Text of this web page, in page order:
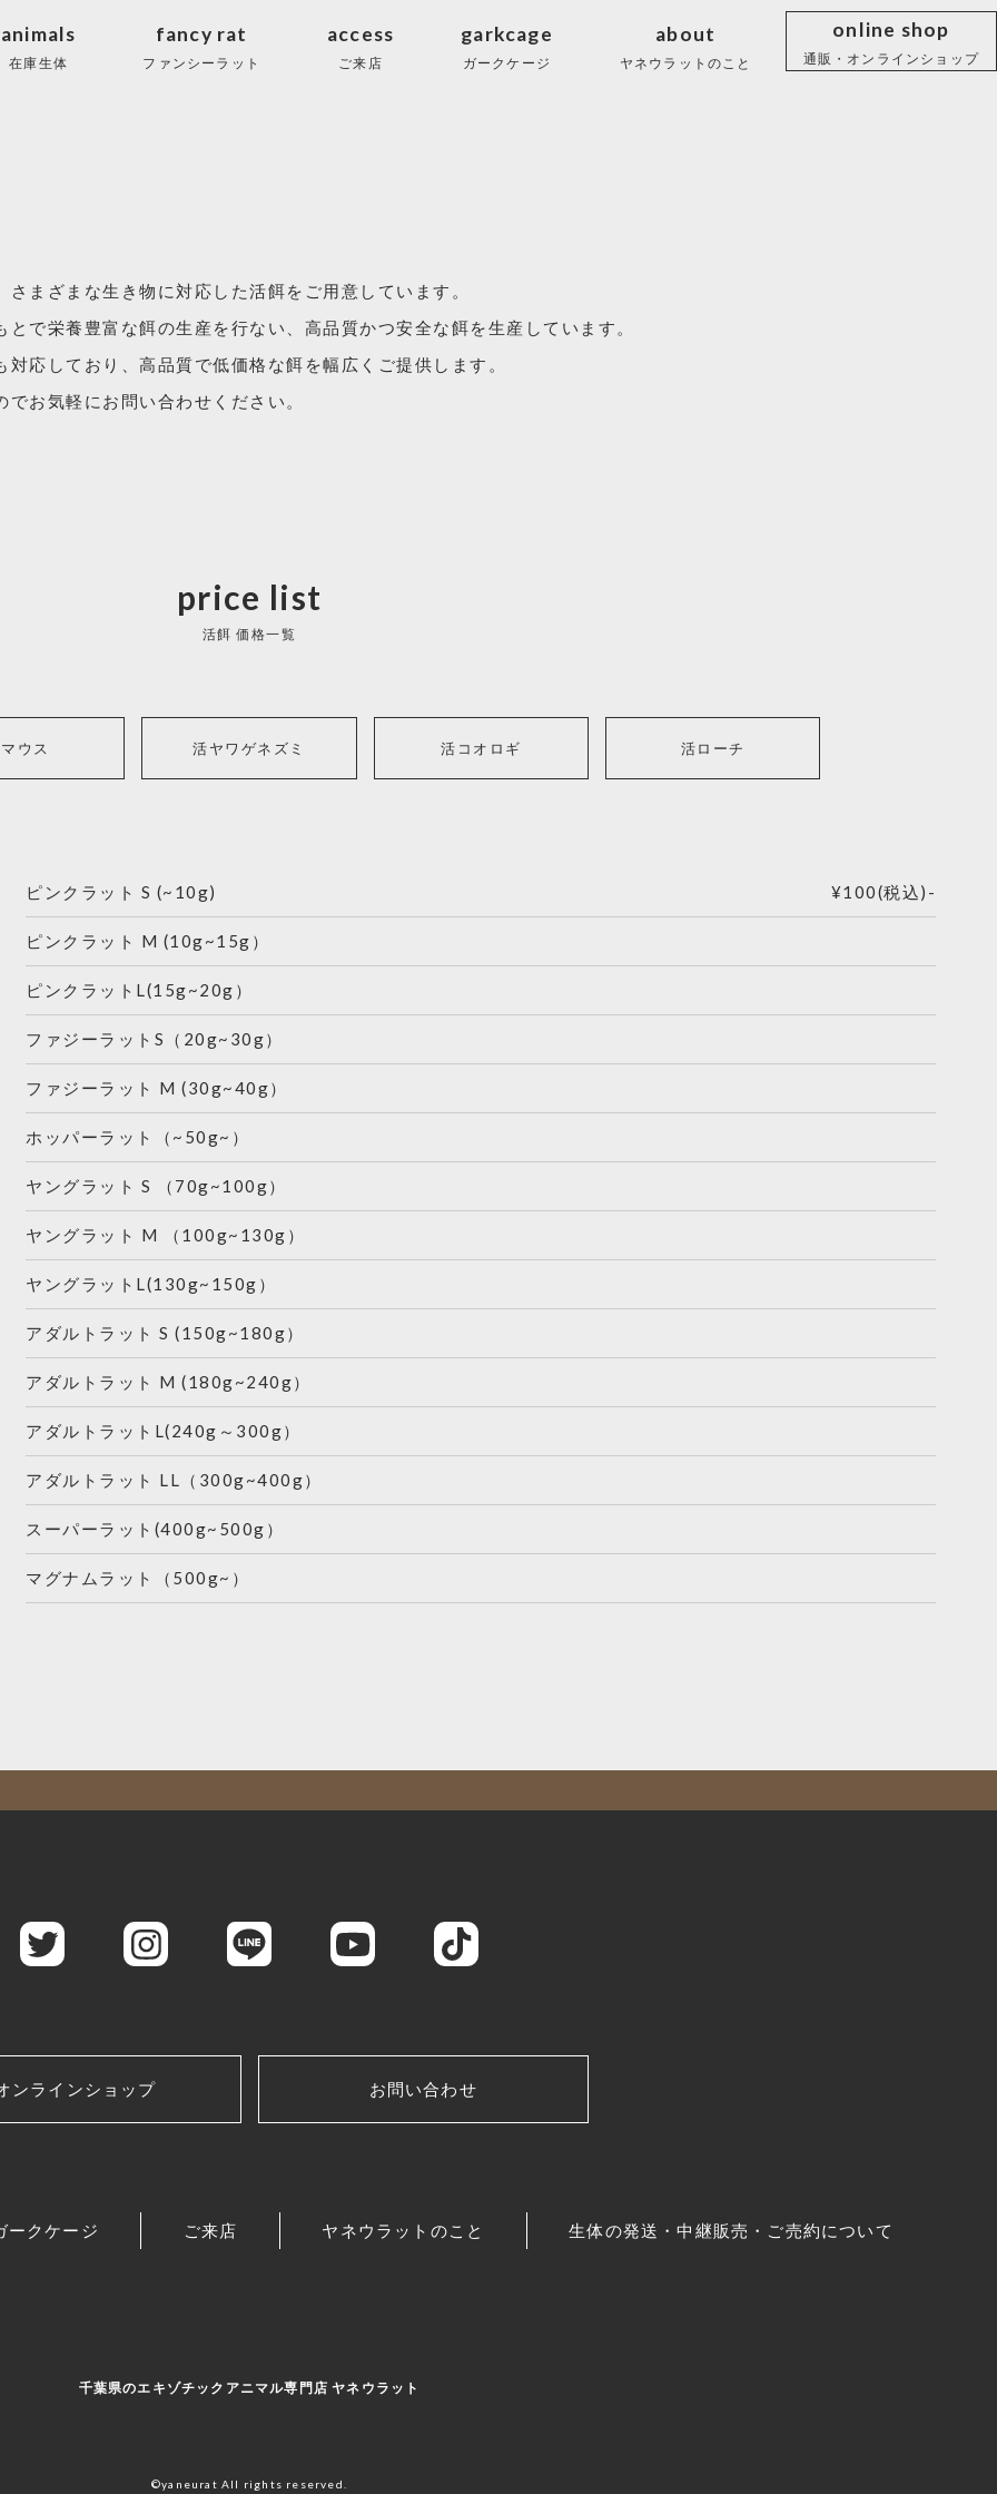
animals
在庫生体
fancy rat
ファンシーラット
access
ご来店
garkcage
ガークケージ
about
ヤネウラットのこと
online shop
通販・オンラインショップ
さまざまな生き物に対応した活餌をご用意しています。
とで栄養豊富な餌の生産を行ない、高品質かつ安全な餌を生産しています。
対応しており、高品質で低価格な餌を幅広くご提供します。
でお気軽にお問い合わせください。
price list
活餌 価格一覧
ウス 活ヤワゲネズミ 活コオロギ 活ローチ
ピンクラット S (~10g) ¥100(税込)-
ピンクラット M (10g~15g）
ピンクラットL(15g~20g）
ファジーラットS（20g~30g）
ファジーラット M (30g~40g）
ホッパーラット（~50g~）
ヤングラット S （70g~100g）
ヤングラット M （100g~130g）
ヤングラットL(130g~150g）
アダルトラット S (150g~180g）
アダルトラット M (180g~240g）
アダルトラットL(240g～300g）
アダルトラット LL（300g~400g）
スーパーラット(400g~500g）
マグナムラット（500g~）
ンラインショップ お問い合わせ
ークケージ ご来店 ヤネウラットのこと 生体の発送・中継販売・ご売約について
千葉県のエキゾチックアニマル専門店 ヤネウラット
©yaneurat All rights reserved.